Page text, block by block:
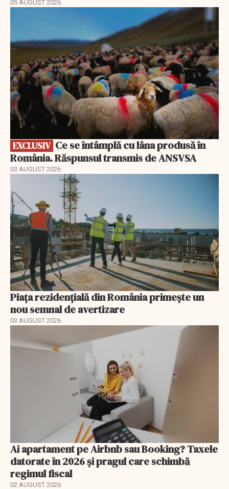
05 AUGUST 2026
EXCLUSIV
România. Răspunsul transmis de ANSVSA
03 AUGUST 2026
Piața rezidențială din România primește un
nou semnal de avertizare
03 AUGUST 2026
Ai apartament pe Airbnb sau Booking? Taxele
datorate în 2026 și pragul care schimbă
regimul fiscal
02 AUGUST 2026